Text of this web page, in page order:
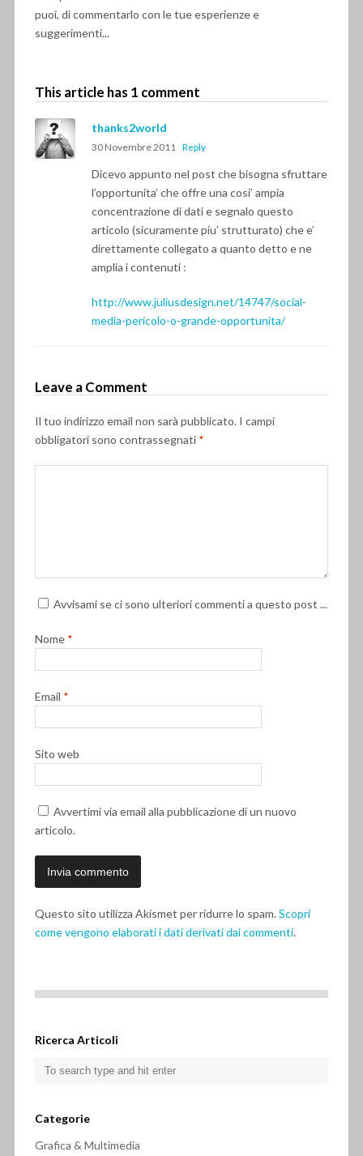
puoi, di commentarlo con le tue esperienze e
suggerimenti...
This article has 1 comment
thanks2world
30 Novembre 2011 Reply
Dicevo appunto nel post che bisogna sfruttare
l’opportunita’ che offre una cosi’ ampia
concentrazione di dati e segnalo questo
articolo (sicuramente piu’ strutturato) che e’
direttamente collegato a quanto detto e ne
amplia i contenuti :
http://www.juliusdesign.net/14747/social-
media-pericolo-o-grande-opportunita/
Leave a Comment
Il tuo indirizzo email non sarà pubblicato. I campi
obbligatori sono contrassegnati *
Avvisami se ci sono ulteriori commenti a questo post ...
Nome *
Email *
Sito web
Avvertimi via email alla pubblicazione di un nuovo
articolo.
Questo sito utilizza Akismet per ridurre lo spam.Scopri
come vengono elaborati i dati derivati dai commenti.
Ricerca Articoli
Categorie
Grafica & Multimedia